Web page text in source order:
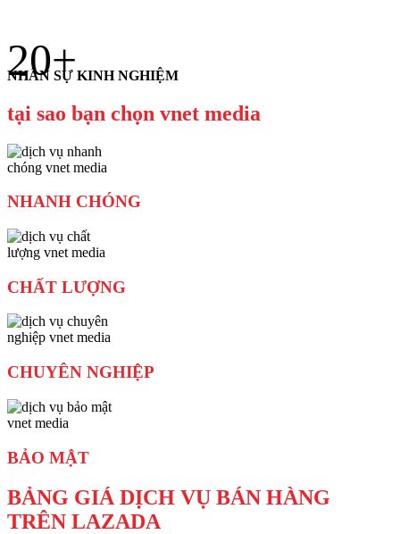
20+
NHÂN SỰ KINH NGHIỆM
tại sao bạn chọn vnet media
NHANH CHÓNG
CHẤT LƯỢNG
CHUYÊN NGHIỆP
BẢO MẬT
BẢNG GIÁ DỊCH VỤ BÁN HÀNG
TRÊN LAZADA